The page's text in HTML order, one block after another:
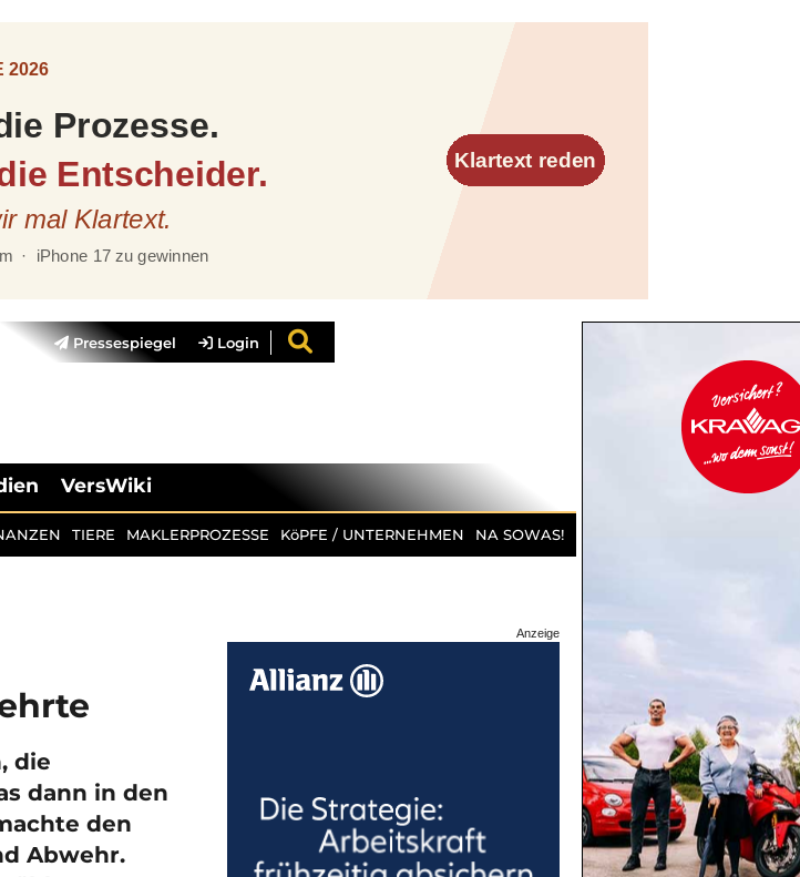
Pressespiegel Login
VersWiki
TIERE MAKLERPROZESSE KöPFE / UNTERNEHMEN NA SOWAS!
die
dann in den
den
Abwehr.
Anzeige